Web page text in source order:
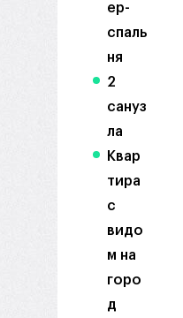
ер-
спаль
ня
2
сануз
ла
Квар
тира
с
видо
м на
горо
д